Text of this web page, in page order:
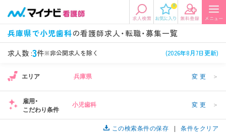
0
兵庫県で小児歯科の看護師求人・転職・募集一覧
求人数 :3件※非公開求人を除く (2026年8月7日更新)
エリアから探す
エリアから探す 駅・路線から探す
関東
東海 関西
希望の求人条件を選択
条件項目の選択に戻る
看護師、准看護師など 常勤、夜勤なし可など
施設形態 担当業務
病棟、外来など
エリア 兵庫県 変更 ＞
雇用・
こだわり条件
小児歯科 変更 ＞
この検索条件の保存 条件をクリア